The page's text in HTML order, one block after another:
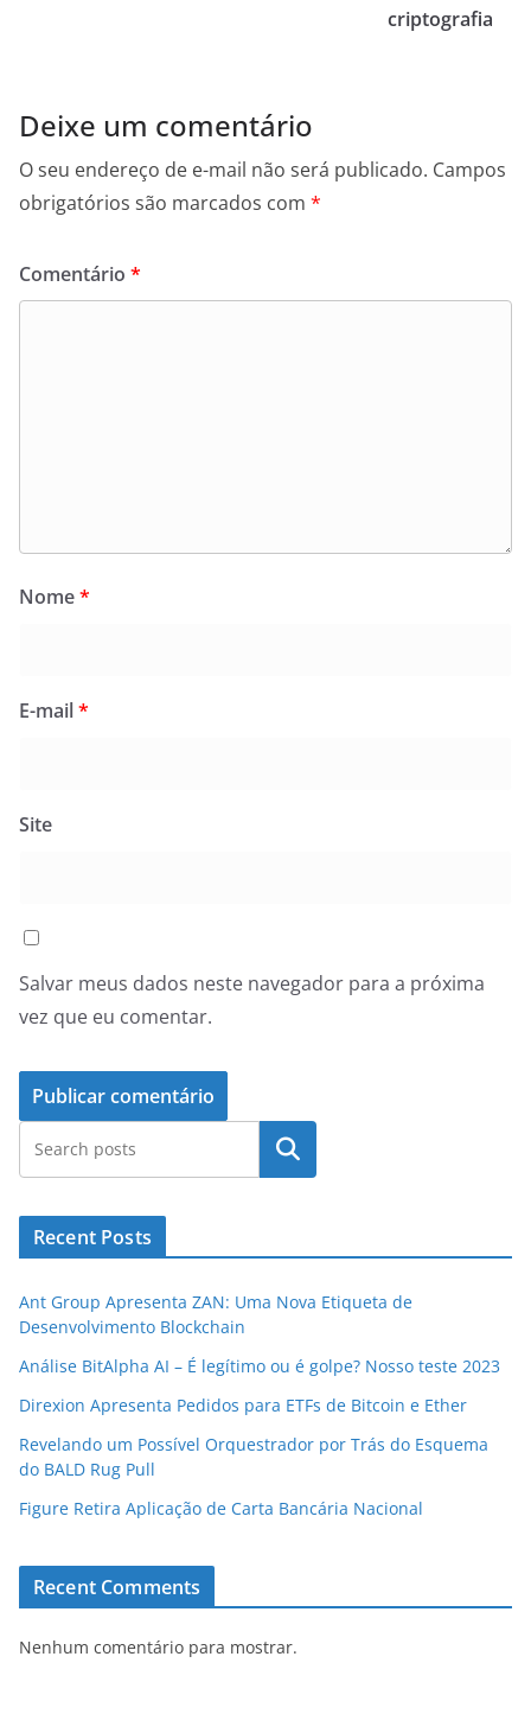
criptografia
Deixe um comentário
O seu endereço de e-mail não será publicado. Campos
obrigatórios são marcados com *
Comentário *
Nome*
E-mail*
Site
Salvar meus dados neste navegador para a próxima
vez que eu comentar.
Pesquisar
Recent Posts
Ant Group Apresenta ZAN: Uma Nova Etiqueta de
Desenvolvimento Blockchain
Análise BitAlpha AI – É legítimo ou é golpe? Nosso teste 2023
Direxion Apresenta Pedidos para ETFs de Bitcoin e Ether
Revelando um Possível Orquestrador por Trás do Esquema
do BALD Rug Pull
Figure Retira Aplicação de Carta Bancária Nacional
Recent Comments
Nenhum comentário para mostrar.